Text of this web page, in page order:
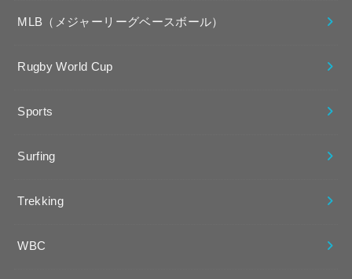
MLB（メジャーリーグベースボール）
Rugby World Cup
Sports
Surfing
Trekking
WBC